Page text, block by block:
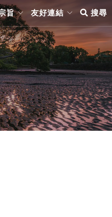
旨 友好連結 搜尋